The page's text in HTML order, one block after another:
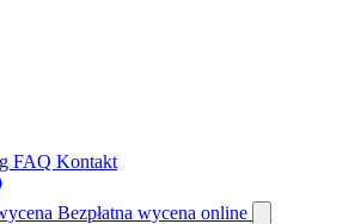
FAQ Kontakt
Bezpłatna wycena online